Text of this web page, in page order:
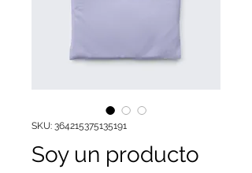
SKU: 364215375135191
Soy un producto